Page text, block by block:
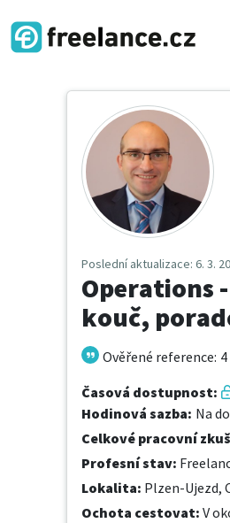
Poslední aktualizace: 6. 3.
Operations
kouč,
Ověřené reference: 4
Časová dostupnost:
Hodinová sazba: Na
Celkové pracovní
Profesní stav:
Lokalita: Plzen-Ujezd,
Ochota cestovat: V